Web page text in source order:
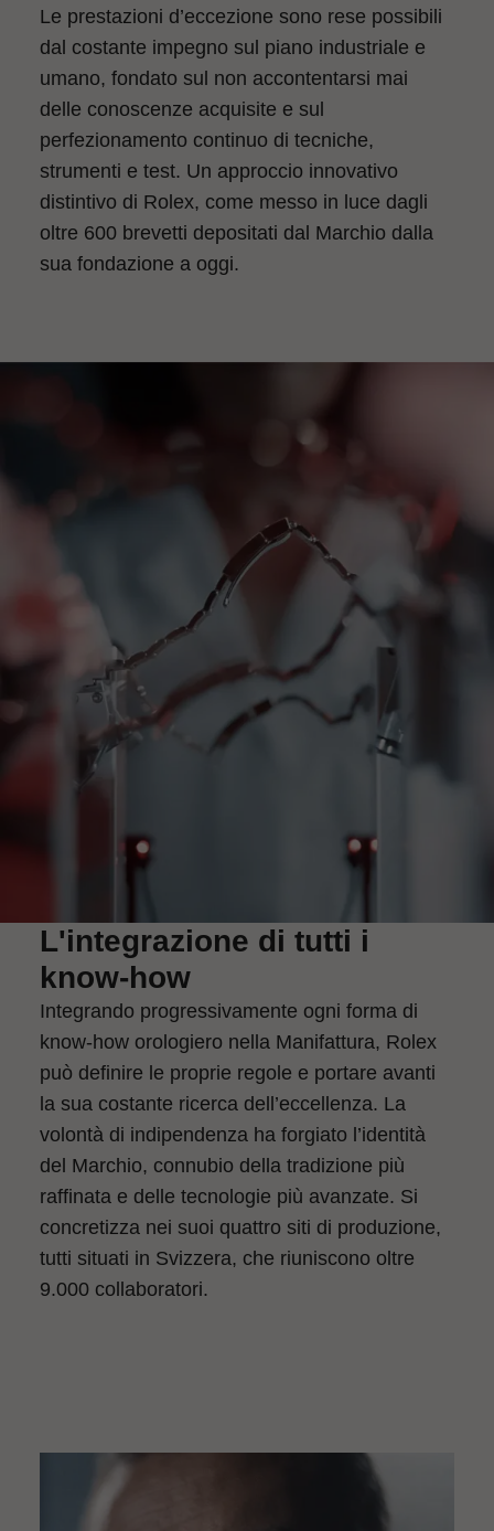
Le prestazioni d’eccezione sono rese possibili
dal costante impegno sul piano industriale e
umano, fondato sul non accontentarsi mai
delle conoscenze acquisite e sul
perfezionamento continuo di tecniche,
strumenti e test. Un approccio innovativo
distintivo di Rolex, come messo in luce dagli
oltre 600 brevetti depositati dal Marchio dalla
sua fondazione a oggi.
L'integrazione di tutti i
know-how
Integrando progressivamente ogni forma di
know‑how orologiero nella Manifattura, Rolex
può definire le proprie regole e portare avanti
la sua costante ricerca dell’eccellenza. La
volontà di indipendenza ha forgiato l’identità
del Marchio, connubio della tradizione più
raffinata e delle tecnologie più avanzate. Si
concretizza nei suoi quattro siti di produzione,
tutti situati in Svizzera, che riuniscono oltre
9.000 collaboratori.